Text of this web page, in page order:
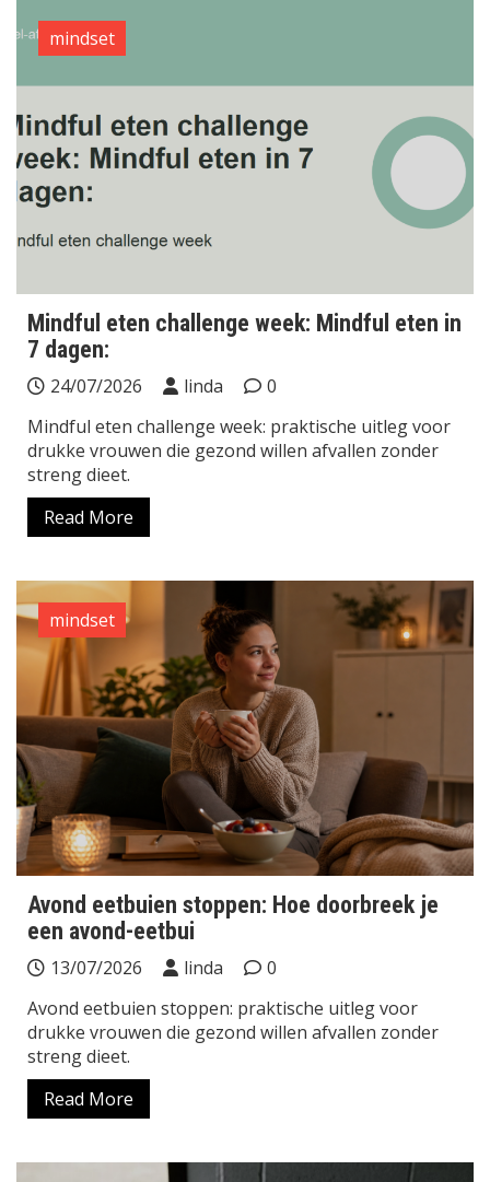
mindset
Mindful eten challenge week: Mindful eten in
7 dagen:
24/07/2026 linda
0
Mindful eten challenge week: praktische uitleg voor
drukke vrouwen die gezond willen afvallen zonder
streng dieet.
Read More
mindset
Avond eetbuien stoppen: Hoe doorbreek je
een avond-eetbui
13/07/2026 linda
0
Avond eetbuien stoppen: praktische uitleg voor
drukke vrouwen die gezond willen afvallen zonder
streng dieet.
Read More